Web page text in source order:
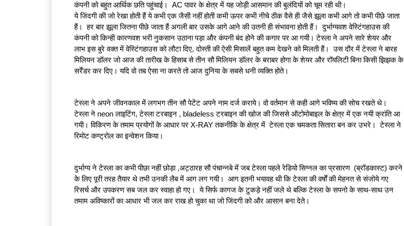
कंपनी को बहुत आर्थिक छति पहुंचाई।  AC पावर के क्षेत्र में यह जोड़ी आसमान की बुलंदियों को चूम रही थी।
ये जिंदगी की जो रेखा होती हैं ये कभी एक जैसी नहीं होती कभी ऊपर कभी नीचे ठीक वैसे ही जैसे झूला कभी आगे तो कभी पीछे जाता
हैं।  हर बार झूला जितना पीछे जाता हैं अगली बार उसके आगे आने की उतनी ही संभावना होती हैं।  दुर्भाग्यवश वेस्टिंगहाउस की
कंपनी को किन्ही कारणवश भरी नुकसान उठाना पड़ा और कंपनी बंद होने की कगार पर आ गयी। टेस्ला ने अपने सारे शेयर और
लाभ इस बुरे वक्त में वेस्टिंगहाउस को लौटा दिए, दोस्ती की ऐसी मिसालें बहुत कम देखने को मिलती हैं।  उस दौर में टेस्ला ने बारह
मिलियन डॉलर जो आज की तारीख के हिसाब से तीन सौ मिलियन डॉलर के बराबर होगा के शेयर और रॉयलिटी बिना किसी झिझक के
सर्रेंडर कर दिए। यदि वो तब ऐसा ना करते तो आज दुनिया के सबसे धनी व्यक्ति होते।
टेस्ला ने अपने जीवनकाल में लगभग तीन सौ पेटेंट अपने नाम दर्ज कराये। वो वर्तमान से कही आगे भविष्य की सोच रखते थे।
टेस्ला ने neon लाइटिंग, टेस्ला टरबाइन , bladeless टरबाइन की खोज की जिससे ऑटोमोबाइल के क्षेत्र में एक नयी क्रांति आ
गयी। विकिरण के तमाम प्रयोगों के आधार पर X-RAY तकनीकि के क्षेत्र में  टेस्ला एक चमकता सितारा बन कर उभरे।  टेस्ला ने
रिमोट कण्ट्रोल का इन्वेशन किया।
दुर्भाग्य ने टेस्ला का कभी पीछा नहीं छोड़ा ,अट्ठारह सौ पंचान्नबे में जब टेस्ला पहले रेडियो सिग्नल का प्रसारण  (ब्रॉडकास्ट) करने
के लिए पूरी तरह तैयार थे तभी उनकी लैब में आग लग गयी।  आग इतनी भयावह थी कि टेस्ला की वर्षों की मेहनत से संजोये गए
रिसर्च और उपकरण सब जल कर स्वाहा हो गए।  ये सिर्फ कागज के टुकड़े नहीं जले थे बल्कि टेस्ला के सपनो के साथ-साथ उन
तमाम अविष्कारों का आधार भी जल कर राख हो चुका था जो जिंदगी को और आसान बना देते।